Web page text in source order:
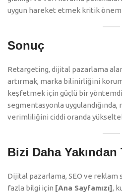
uygun hareket etmek kritik önem
Sonuç
Retargeting, dijital pazarlama
artırmak, marka bilinirliğini
keşfetmek için güçlü bir
segmentasyonla
verimliliğini ciddi oranda
Bizi Daha Yakından
Dijital pazarlama, SEO ve reklam
fazla bilgi için [Ana Sayfamızı],